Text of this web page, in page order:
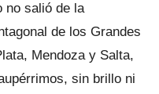
no salió de la
de los Grandes
Mendoza y Salta,
sin brillo ni